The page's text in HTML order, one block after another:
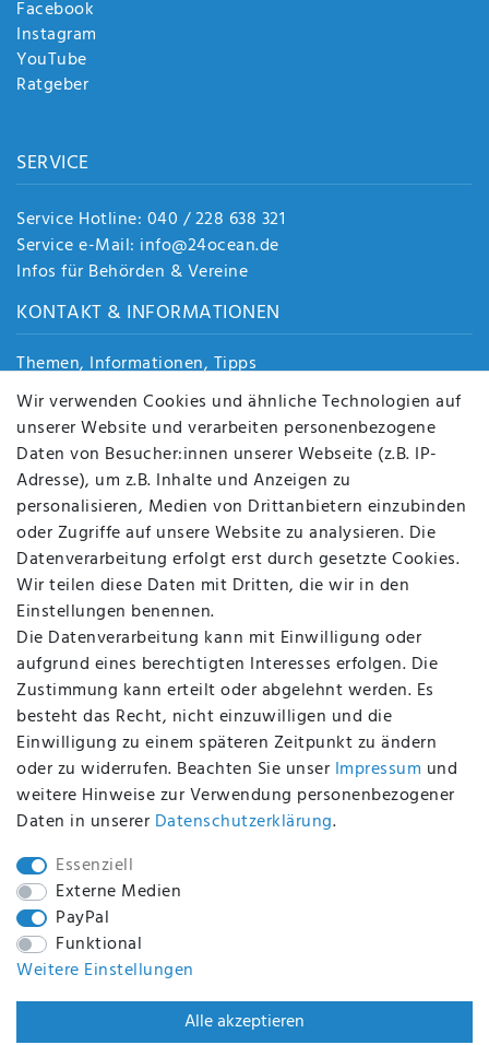
Facebook
Instagram
YouTube
Ratgeber
SERVICE
Service Hotline: 040 / 228 638 321
Service e-Mail: info@24ocean.de
Infos für Behörden & Vereine
KONTAKT & INFORMATIONEN
Themen, Informationen, Tipps
Jobs
Über uns
Kontakt
Datenschutz
AGB
FAQ
Batterieentsorgung
Altölverordnung
Impressum
BEQUEM UND SICHER BEZAHLEN MIT
BEI UNS SIND SIE SICHER!
WIR VERSENDEN MIT
WIR SIND ZERTIFIZIERT DURCH
Wir verwenden Cookies und ähnliche Technologien auf
unserer Website und verarbeiten personenbezogene
Daten von Besucher:innen unserer Webseite (z.B. IP-
Adresse), um z.B. Inhalte und Anzeigen zu
personalisieren, Medien von Drittanbietern einzubinden
oder Zugriffe auf unsere Website zu analysieren. Die
Datenverarbeitung erfolgt erst durch gesetzte Cookies.
Wir teilen diese Daten mit Dritten, die wir in den
Einstellungen benennen.
Die Datenverarbeitung kann mit Einwilligung oder
aufgrund eines berechtigten Interesses erfolgen. Die
Zustimmung kann erteilt oder abgelehnt werden. Es
besteht das Recht, nicht einzuwilligen und die
Einwilligung zu einem späteren Zeitpunkt zu ändern
oder zu widerrufen. Beachten Sie unser Impressum und
weitere Hinweise zur Verwendung personenbezogener
Daten in unserer Daten­schutz­erklärung.
Essenziell
Externe Medien
PayPal
Funktional
Weitere Einstellungen
Alle akzeptieren